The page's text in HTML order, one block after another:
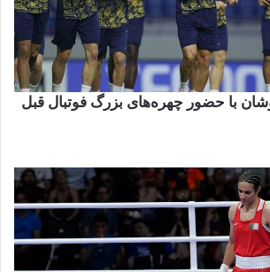
با حضور چهره‌های بزرگ فوتبال قبل